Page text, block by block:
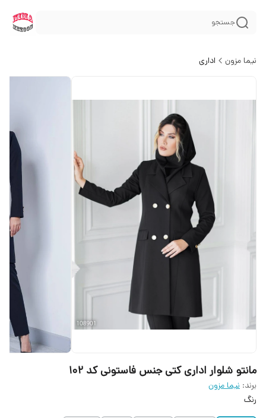
جستجو
نیما مزون اداری
مانتو شلوار اداری کتی جنس فاستونی کد 102
برند: نیما مزون
رنگ